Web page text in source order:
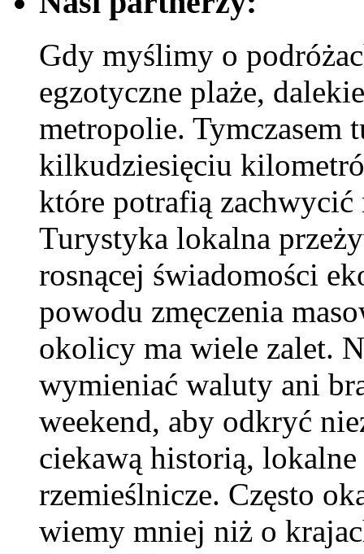
Gdy myślimy o
egzotyczne plaże,
metropolie. Tymczasem
kilkudziesięciu
które potrafią
Turystyka lokalna
rosnącej świadomości
powodu zmęczenia
okolicy ma wiele zalet.
wymieniać waluty ani
weekend, aby odkryć
ciekawą historią,
rzemieślnicze. Często
wiemy mniej niż o